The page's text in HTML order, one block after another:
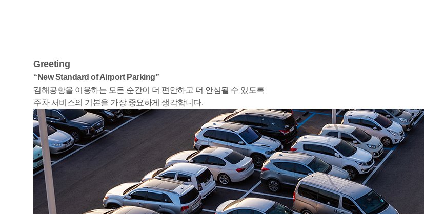
Greeting
“New Standard of Airport Parking”
김해공항을 이용하는 모든 순간이 더 편안하고 더 안심될 수 있도록
주차 서비스의 기본을 가장 중요하게 생각합니다.